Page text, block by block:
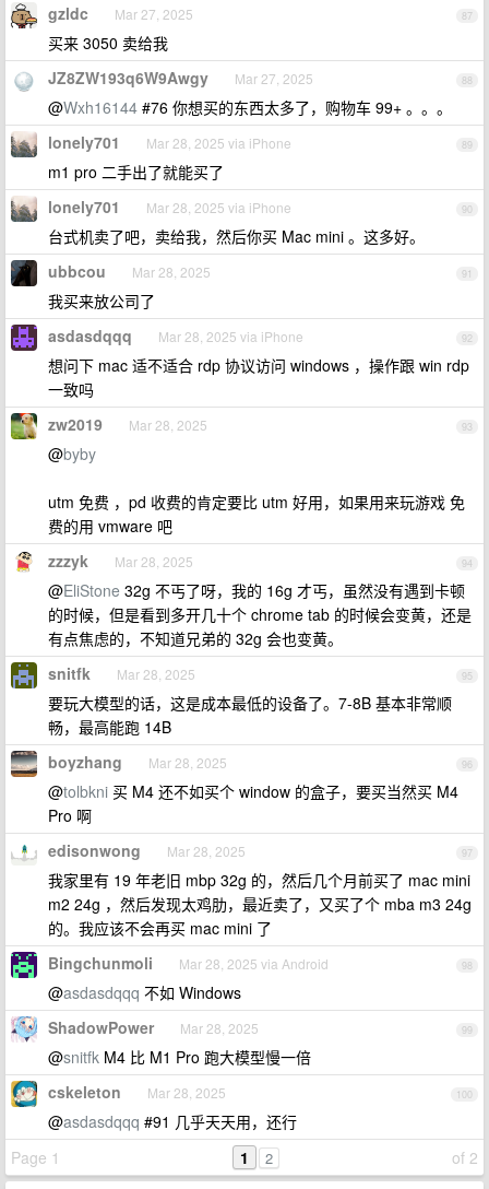
87
gzldc Mar 27, 2025
买来 3050 卖给我
88
JZ8ZW193q6W9Awgy Mar 27, 2025
@Wxh16144 #76 你想买的东西太多了，购物车 99+ 。。。
89
lonely701 Mar 28, 2025 via iPhone
m1 pro 二手出了就能买了
90
lonely701 Mar 28, 2025 via iPhone
台式机卖了吧，卖给我，然后你买 Mac mini 。这多好。
91
ubbcou Mar 28, 2025
我买来放公司了
92
asdasdqqq Mar 28, 2025 via iPhone
想问下 mac 适不适合 rdp 协议访问 windows ，操作跟 win rdp
一致吗
93
zw2019 Mar 28, 2025
@byby
utm 免费 ，pd 收费的肯定要比 utm 好用，如果用来玩游戏 免
费的用 vmware 吧
94
zzzyk Mar 28, 2025
@EliStone 32g 不丐了呀，我的 16g 才丐，虽然没有遇到卡顿
的时候，但是看到多开几十个 chrome tab 的时候会变黄，还是
有点焦虑的，不知道兄弟的 32g 会也变黄。
95
snitfk Mar 28, 2025
要玩大模型的话，这是成本最低的设备了。7-8B 基本非常顺
畅，最高能跑 14B
96
boyzhang Mar 28, 2025
@tolbkni 买 M4 还不如买个 window 的盒子，要买当然买 M4
Pro 啊
97
edisonwong Mar 28, 2025
我家里有 19 年老旧 mbp 32g 的，然后几个月前买了 mac mini
m2 24g ，然后发现太鸡肋，最近卖了，又买了个 mba m3 24g
的。我应该不会再买 mac mini 了
98
Bingchunmoli Mar 28, 2025 via Android
@asdasdqqq 不如 Windows
99
ShadowPower Mar 28, 2025
@snitfk M4 比 M1 Pro 跑大模型慢一倍
100
cskeleton Mar 28, 2025
@asdasdqqq #91 几乎天天用，还行
Page 1
of 2
1 2